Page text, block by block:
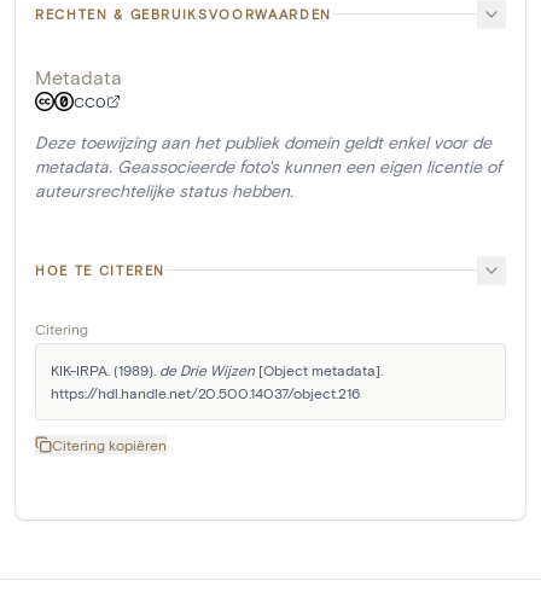
RECHTEN & GEBRUIKSVOORWAARDEN
Metadata
CC0
Deze toewijzing aan het publiek domein geldt enkel voor de
metadata. Geassocieerde foto's kunnen een eigen licentie of
auteursrechtelijke status hebben.
HOE TE CITEREN
Citering
KIK-IRPA. (1989). de Drie Wijzen [Object metadata].
https://hdl.handle.net/20.500.14037/object.216
Citering kopiëren